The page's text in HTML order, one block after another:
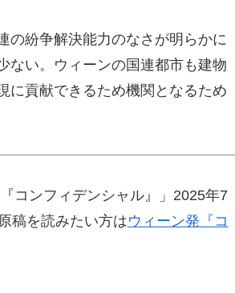
の紛争解決能力のなさが明らかに
ない。ウィーンの国連都市も建物
に貢献できるため機関となるため
コンフィデンシャル』」2025年7
稿を読みたい方はウィーン発『コ